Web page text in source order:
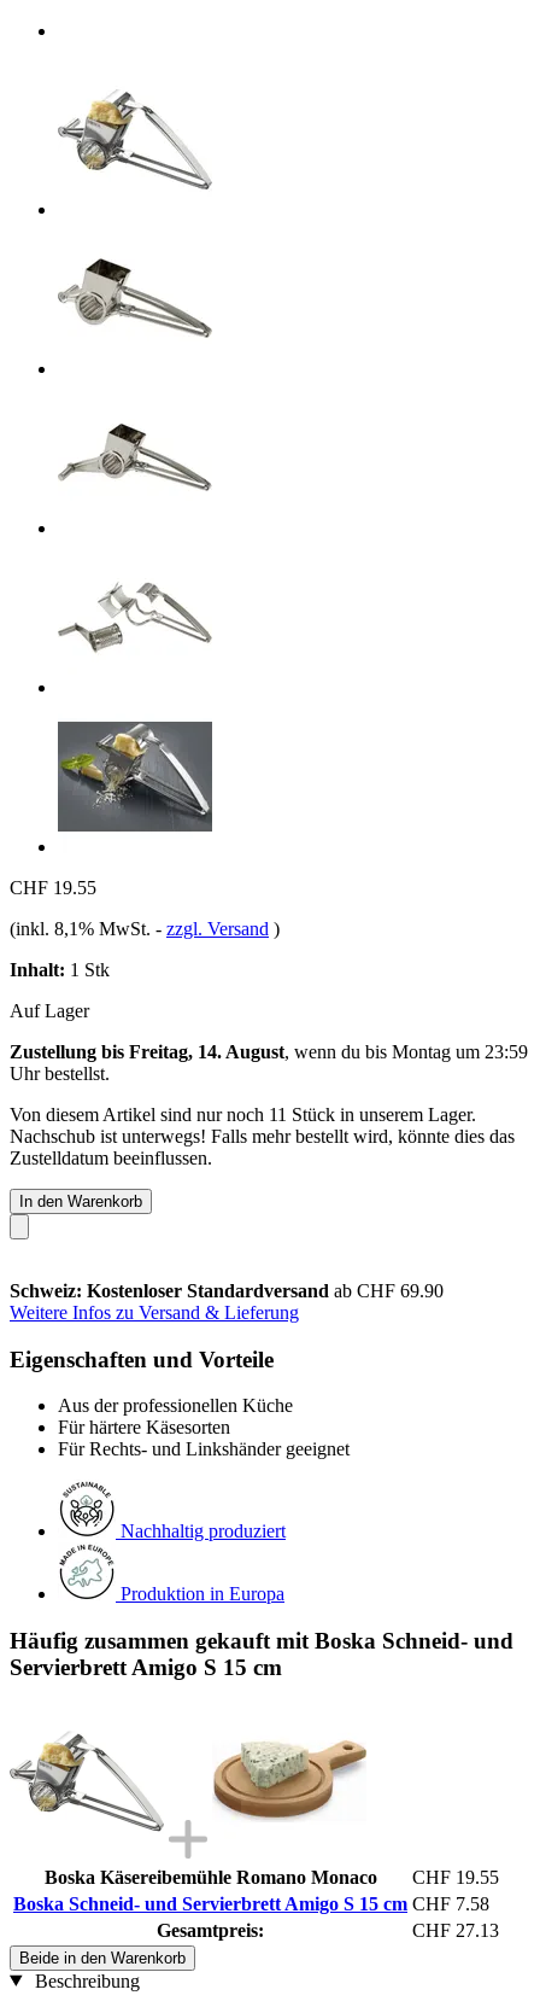
CHF 19.55
(inkl. 8,1% MwSt. - zzgl. Versand )
Inhalt: 1 Stk
Auf Lager
Zustellung bis Freitag, 14. August, wenn du bis Montag um 23:59
Uhrbestellst.
Von diesem Artikel sind nur noch 11 Stück in unserem Lager.
Nachschub ist unterwegs! Falls mehr bestellt wird, könnte dies das
Zustelldatum beeinflussen.
In den Warenkorb
Schweiz: Kostenloser Standardversand ab CHF 69.90
Weitere Infos zu Versand & Lieferung
Eigenschaften und Vorteile
Aus der professionellen Küche
Für härtere Käsesorten
Für Rechts- und Linkshänder geeignet
Nachhaltig produziert
Produktion in Europa
Häufig zusammen gekauft mit Boska Schneid- und
Servierbrett Amigo S 15 cm
Boska Käsereibemühle Romano Monaco
CHF 19.55
Boska Schneid- und Servierbrett Amigo S 15 cm CHF 7.58
Gesamtpreis:
CHF 27.13
Beide in den Warenkorb
Beschreibung